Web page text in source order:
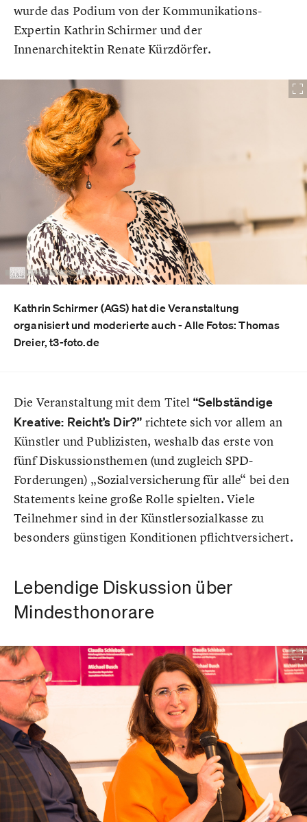
wurde das Podium von der Kommunikations-
Expertin Kathrin Schirmer und der
Innenarchitektin Renate Kürzdörfer.
Kathrin Schirmer (AGS) hat die Veranstaltung
organisiert und moderierte auch - Alle Fotos: Thomas
Dreier, t3-foto.de
Die Veranstaltung mit dem Titel “Selbständige
Kreative: Reicht’s Dir?” richtete sich vor allem an
Künstler und Publizisten, weshalb das erste von
fünf Diskussionsthemen (und zugleich SPD-
Forderungen) „Sozialversicherung für alle“ bei den
Statements keine große Rolle spielten. Viele
Teilnehmer sind in der Künstlersozialkasse zu
besonders günstigen Konditionen pflichtversichert.
Lebendige Diskussion über
Mindesthonorare